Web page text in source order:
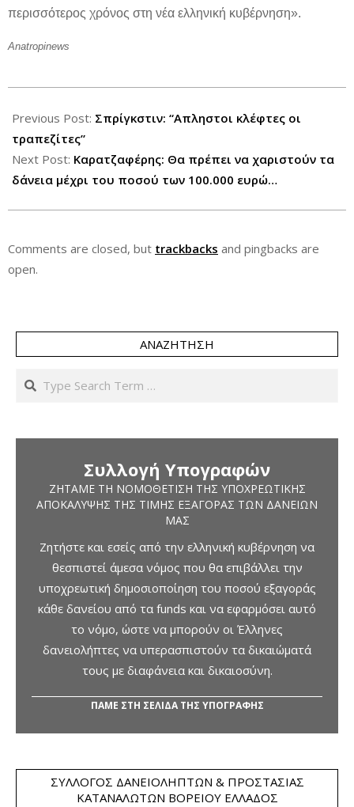
περισσότερος χρόνος στη νέα ελληνική κυβέρνηση».
Anatropinews
06-
01
Previous Post: Σπρίγκστιν: “Απληστοι κλέφτες οι
τραπεζίτες”
Next Post: Καρατζαφέρης: Θα πρέπει να χαριστούν τα
δάνεια μέχρι του ποσού των 100.000 ευρώ…
Comments are closed, but trackbacks and pingbacks are
open.
ΑΝΑΖΉΤΗΣΗ
Search
Συλλογή Υπογραφών
ΖΗΤΆΜΕ ΤΗ ΝΟΜΟΘΈΤΙΣΗ ΤΗΣ ΥΠΟΧΡΕΩΤΙΚΉΣ
ΑΠΟΚΆΛΥΨΗΣ ΤΗΣ ΤΙΜΉΣ ΕΞΑΓΟΡΆΣ ΤΩΝ ΔΑΝΕΊΩΝ
ΜΑΣ
Ζητήστε και εσείς από την ελληνική κυβέρνηση να
θεσπιστεί άμεσα νόμος που θα επιβάλλει την
υποχρεωτική δημοσιοποίηση του ποσού εξαγοράς
κάθε δανείου από τα funds και να εφαρμόσει αυτό
το νόμο, ώστε να μπορούν οι Έλληνες
δανειολήπτες να υπερασπιστούν τα δικαιώματά
τους με διαφάνεια και δικαιοσύνη.
ΠΑΜΕ ΣΤΗ ΣΕΛΙΔΑ ΤΗΣ ΥΠΟΓΡΑΦΗΣ
ΣΎΛΛΟΓΟΣ ΔΑΝΕΙΟΛΗΠΤΏΝ & ΠΡΟΣΤΑΣΊΑΣ
ΚΑΤΑΝΑΛΩΤΏΝ ΒΟΡΕΊΟΥ ΕΛΛΆΔΟΣ